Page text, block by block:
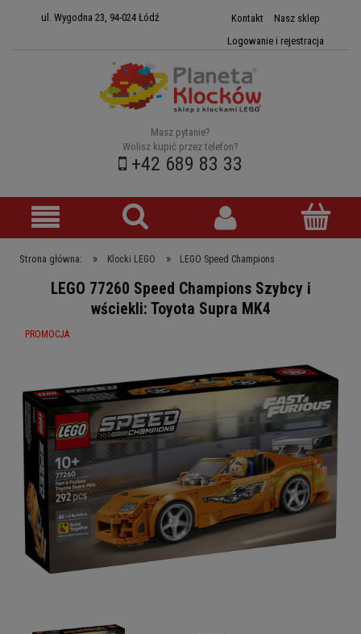
ul. Wygodna 23, 94-024 Łódź Kontakt
Nasz sklep
Logowanie i rejestracja
Masz pytanie?
Wolisz kupić przez telefon?
+42 689 83 33
Strona główna: » Klocki LEGO » LEGO Speed Champions
LEGO 77260 Speed Champions Szybcy i
wściekli: Toyota Supra MK4
PROMOCJA